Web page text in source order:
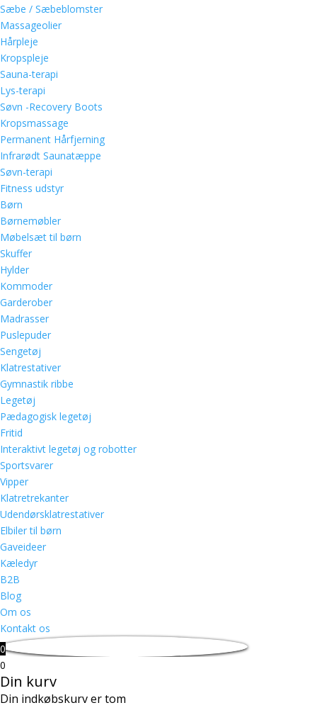
Sæbe / Sæbeblomster
Massageolier
Hårpleje
Kropspleje
Sauna-terapi
Lys-terapi
Søvn -Recovery Boots
Kropsmassage
Permanent Hårfjerning
Infrarødt Saunatæppe
Søvn-terapi
Fitness udstyr
Børn
Børnemøbler
Møbelsæt til børn
Skuffer
Hylder
Kommoder
Garderober
Madrasser
Puslepuder
Sengetøj
Klatrestativer
Gymnastik ribbe
Legetøj
Pædagogisk legetøj
Fritid
Interaktivt legetøj og robotter
Sportsvarer
Vipper
Klatretrekanter
Udendørsklatrestativer
Elbiler til børn
Gaveideer
Kæledyr
B2B
Blog
Om os
Kontakt os
0
0
Din kurv
Din indkøbskurv er tom